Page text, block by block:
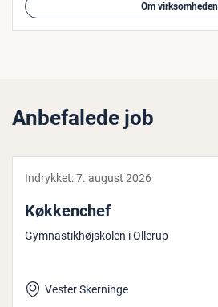
Om virksomheden
Anbefalede job
Indrykket:7. august 2026
Køk­ken­chef
Gymnastikhøjskolen i Ollerup
Vester Skerninge